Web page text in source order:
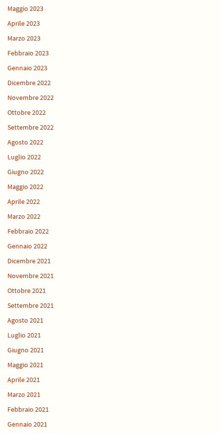
Maggio 2023
Aprile 2023
Marzo 2023
Febbraio 2023
Gennaio 2023
Dicembre 2022
Novembre 2022
Ottobre 2022
Settembre 2022
Agosto 2022
Luglio 2022
Giugno 2022
Maggio 2022
Aprile 2022
Marzo 2022
Febbraio 2022
Gennaio 2022
Dicembre 2021
Novembre 2021
Ottobre 2021
Settembre 2021
Agosto 2021
Luglio 2021
Giugno 2021
Maggio 2021
Aprile 2021
Marzo 2021
Febbraio 2021
Gennaio 2021